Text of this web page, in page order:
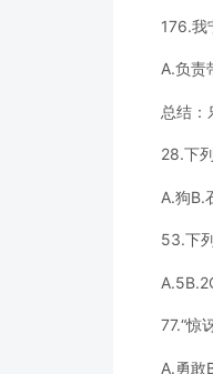
176.我
A.负责
总结：
28.下
A.狗B.
53.下
77.“惊
A.勇敢